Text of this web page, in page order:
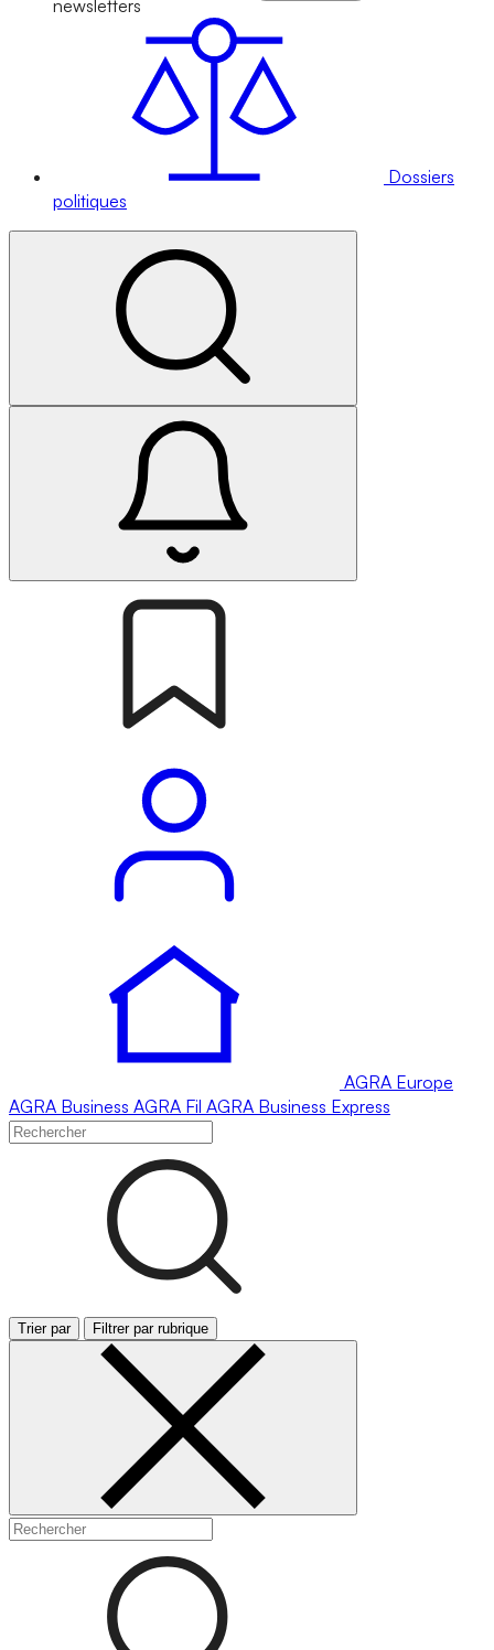
newsletters
Dossiers
politiques
AGRA Europe
AGRA Business AGRA Fil AGRA Business Express
Trier par Filtrer par rubrique